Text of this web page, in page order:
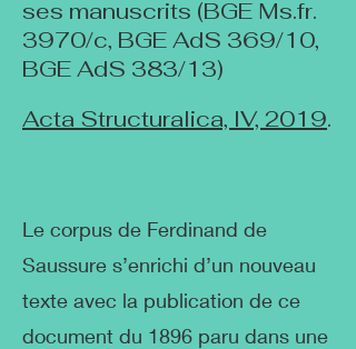
ses manuscrits (BGE Ms.fr.
3970/c, BGE AdS 369/10,
BGE AdS 383/13)
Acta Structuralica, IV, 2019.
Le corpus de Ferdinand de
Saussure s’enrichi d’un nouveau
texte avec la publication de ce
document du 1896 paru dans une